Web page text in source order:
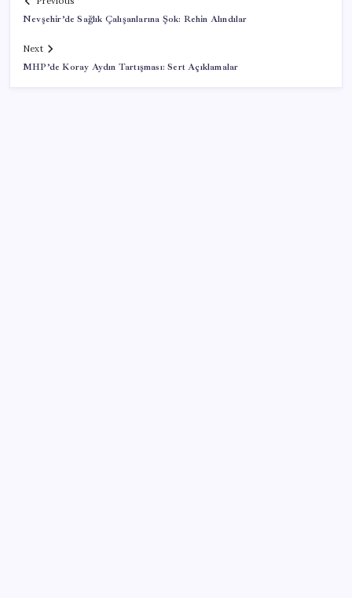
Nevşehir’de Sağlık Çalışanlarına Şok: Rehin Alındılar
Next
MHP’de Koray Aydın Tartışması: Sert Açıklamalar